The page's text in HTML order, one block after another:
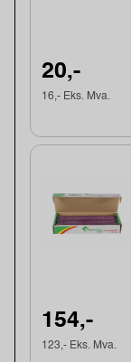
20,-
16,- Eks. Mva.
154,-
123,- Eks. Mva.